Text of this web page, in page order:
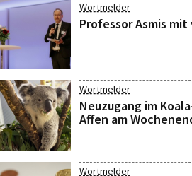
Wortmelder
Professor Asmis
Wortmelder
Neuzugang im
Affen am
Wortmelder